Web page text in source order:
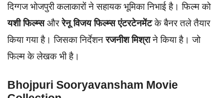
दिग्गज भोजपुरी कलाकारों ने सहायक भूमिका निभाई है। फिल्म को
यशी फिल्म्सऔररेनू विजय फिल्म्स एंटरटेनमेंटके बैनर तले तैयार
किया गया है। जिसका निर्देशनरजनीश मिश्राने किया है। जो
फिल्म के लेखक भी है।
Bhojpuri Sooryavansham Movie